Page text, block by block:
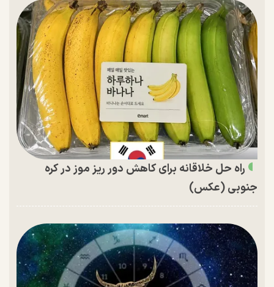
راه حل خلاقانه برای کاهش دور ریز موز در کره
جنوبی (عکس)